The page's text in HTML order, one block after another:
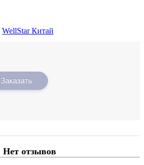
WellStar Китай
Заказать
Нет отзывов